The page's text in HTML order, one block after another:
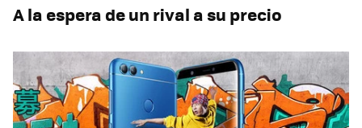
A la espera de un rival a su precio